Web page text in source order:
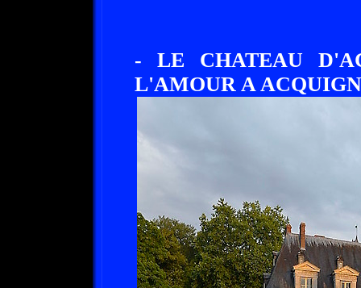
- LE CHATEAU
L'AMOUR A